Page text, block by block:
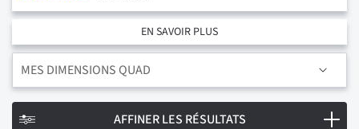
EN SAVOIR PLUS
MES DIMENSIONS QUAD
AFFINER LES RÉSULTATS